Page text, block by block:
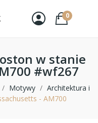
0
w stanie
#wf267
Motywy
Architektura i
- AM700